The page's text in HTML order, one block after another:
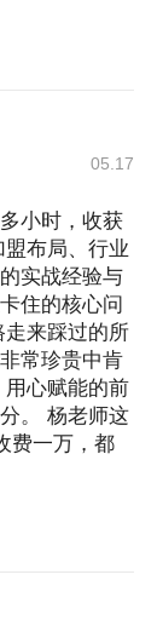
05.17
小时，收获
布局、行业
实战经验与
住的核心问
来踩过的所
常珍贵中肯
心赋能的前
。 杨老师这
费一万，都